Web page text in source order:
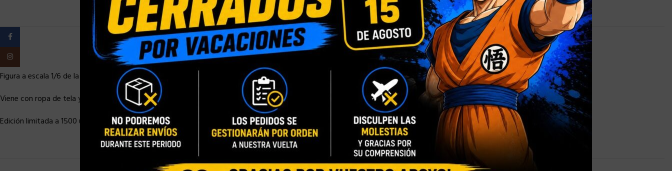
DESCRIPCIÓNINFORMACIÓN ADICIONALVALORACIONES (0)
Figura a escala 1/6 de la serie de televisión ´Juego de Tronos´, tamaño aprox. 28 cm.
Viene con ropa de tela y accesorios en una caja de regalo.
Edición limitada a 1500 unidades.